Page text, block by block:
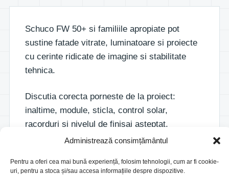
Administrează consimțământul
Pentru a oferi cea mai bună experiență, folosim tehnologii, cum ar fi cookie-
uri, pentru a stoca și/sau accesa informațiile despre dispozitive.
Schuco FW 50+ si familiile apropiate pot
sustine fatade vitrate, luminatoare si proiecte
cu cerinte ridicate de imagine si stabilitate
tehnica.
Discutia corecta porneste de la proiect:
inaltime, module, sticla, control solar,
racorduri si nivelul de finisaj asteptat.
cortina Reynaers.